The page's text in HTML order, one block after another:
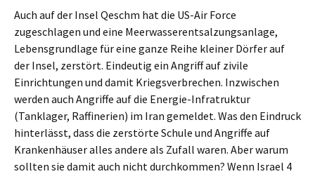
Auch auf der Insel Qeschm hat die US-Air Force
zugeschlagen und eine Meerwasserentsalzungsanlage,
Lebensgrundlage für eine ganze Reihe kleiner Dörfer auf
der Insel, zerstört. Eindeutig ein Angriff auf zivile
Einrichtungen und damit Kriegsverbrechen. Inzwischen
werden auch Angriffe auf die Energie-Infratruktur
(Tanklager, Raffinerien) im Iran gemeldet. Was den Eindruck
hinterlässt, dass die zerstörte Schule und Angriffe auf
Krankenhäuser alles andere als Zufall waren. Aber warum
sollten sie damit auch nicht durchkommen? Wenn Israel 4